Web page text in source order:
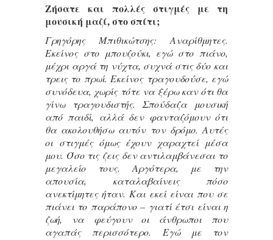
Ζήσατε και πολλές στιγμές με τη
μουσική μαζί, στο σπίτι;
Γρηγόρης Μπιθικώτσης: Αναρίθμητες.
Εκείνος στο μπουζούκι, εγώ στο πιάνο,
μέχρι αργά τη νύχτα, συχνά στις δύο και
τρεις το πρωί. Εκείνος τραγουδούσε, εγώ
συνόδευα, χωρίς τότε να ξέρω καν ότι θα
γίνω τραγουδιστής. Σπούδαζα μουσική
από παιδί, αλλά δεν φανταζόμουν ότι
θα ακολουθήσω αυτόν τον δρόμο. Αυτές
οι στιγμές όμως έχουν χαραχτεί μέσα
μου. Όσο τις ζεις δεν αντιλαμβάνεσαι το
μεγαλείο τους. Αργότερα, με την
απουσία, καταλαβαίνεις πόσο
ανεκτίμητες ήταν. Και εκεί είναι που σε
πιάνει το παράπονο – γιατί έτσι είναι η
ζωή, να φεύγουν οι άνθρωποι που
αγαπάς περισσότερο. Εγώ με τον